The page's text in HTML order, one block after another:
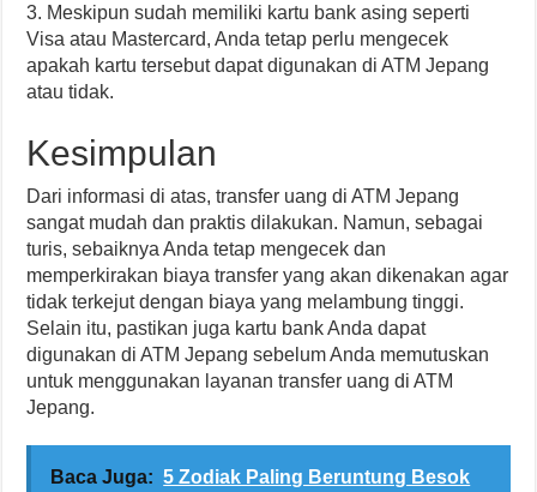
3. Meskipun sudah memiliki kartu bank asing seperti
Visa atau Mastercard, Anda tetap perlu mengecek
apakah kartu tersebut dapat digunakan di ATM Jepang
atau tidak.
Kesimpulan
Dari informasi di atas, transfer uang di ATM Jepang
sangat mudah dan praktis dilakukan. Namun, sebagai
turis, sebaiknya Anda tetap mengecek dan
memperkirakan biaya transfer yang akan dikenakan agar
tidak terkejut dengan biaya yang melambung tinggi.
Selain itu, pastikan juga kartu bank Anda dapat
digunakan di ATM Jepang sebelum Anda memutuskan
untuk menggunakan layanan transfer uang di ATM
Jepang.
Baca Juga: 5 Zodiak Paling Beruntung Besok